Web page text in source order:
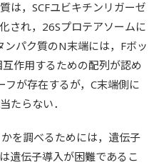
は，SCFユビキチンリガーゼ
され，26Sプロテアソームに
ンパク質のN末端には，Fボッ
作用するための配列が認め
フが存在するが，C末端側に
たらない．
を調べるためには，遺伝子
遺伝子導入が困難であるこ